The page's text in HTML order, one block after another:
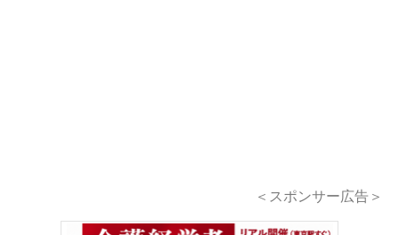
＜スポンサー広告＞